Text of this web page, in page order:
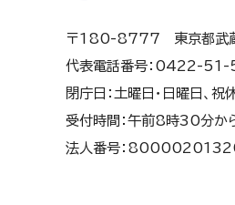
〒180-8777 東京都武
代表電話番号：0422-51-
閉庁日：土曜日・日曜日、
受付時間：午前8時30分か
法人番号：